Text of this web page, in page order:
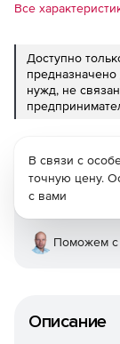
Все
Доступно
нужд, не
Описание
В связи с
точную цену.
с вами
Поможем